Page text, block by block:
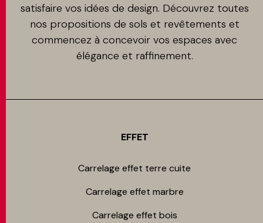
satisfaire vos idées de design. Découvrez toutes
nos propositions de sols et revêtements et
commencez à concevoir vos espaces avec
élégance et raffinement.
EFFET
Carrelage effet terre cuite
Carrelage effet marbre
Carrelage effet bois